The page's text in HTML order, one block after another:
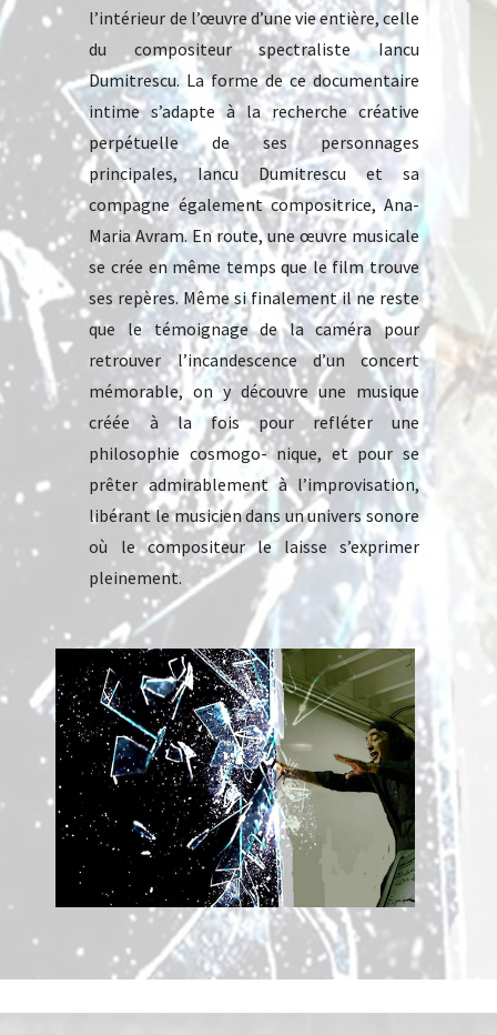
l’intérieur de l’œuvre d’une vie entière, celle
du compositeur spectraliste Iancu
Dumitrescu. La forme de ce documentaire
intime s’adapte à la recherche créative
perpétuelle de ses personnages
principales, Iancu Dumitrescu et sa
compagne également compositrice, Ana-
Maria Avram. En route, une œuvre musicale
se crée en même temps que le film trouve
ses repères. Même si finalement il ne reste
que le témoignage de la caméra pour
retrouver l’incandescence d’un concert
mémorable, on y découvre une musique
créée à la fois pour refléter une
philosophie cosmogo- nique, et pour se
prêter admirablement à l’improvisation,
libérant le musicien dans un univers sonore
où le compositeur le laisse s’exprimer
pleinement.